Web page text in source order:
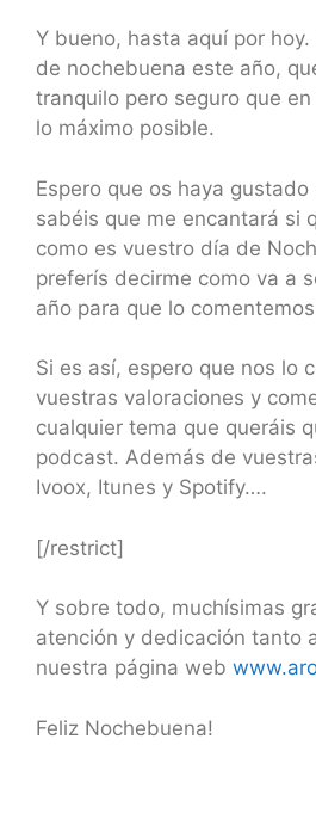
Y bueno, hasta aquí por
de nochebuena este año,
tranquilo pero seguro que
lo máximo posible.
Espero que os haya
sabéis que me encantará si
como es vuestro día de
preferís decirme como va a
año para que lo
Si es así, espero que nos lo
vuestras valoraciones y
cualquier tema que queráis
podcast. Además de
Ivoox, Itunes y Spotify….
[/restrict]
Y sobre todo, muchísimas
atención y dedicación tanto
nuestra página web
Feliz Nochebuena!